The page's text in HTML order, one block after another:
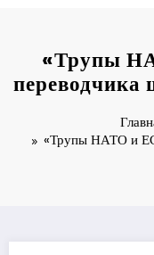
«Трупы
переводчика
«Трупы НАТО и